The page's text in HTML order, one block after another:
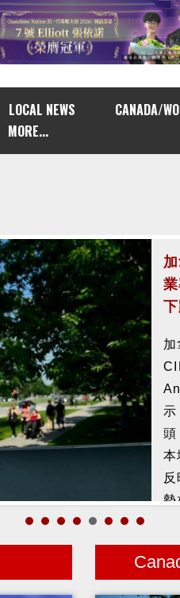
LOCAL NEWS
CANADA/
MORE...
頭
本
勢
捕
鰭